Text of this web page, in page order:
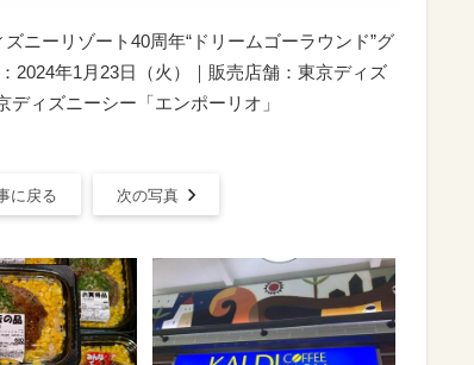
ニーリゾート40周年“ドリームゴーラウンド”グ
2024年1月23日（火）｜販売店舗：東京ディズ
ィズニーシー「エンポーリオ」
に戻る 次の写真